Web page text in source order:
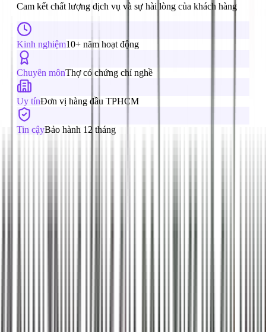
Cam kết chất lượng dịch vụ và sự hài lòng của khách hàng
Kinh nghiệm10+ năm hoạt động
Chuyên mônThợ có chứng chỉ nghề
Uy tínĐơn vị hàng đầu TPHCM
Tin cậyBảo hành 12 tháng